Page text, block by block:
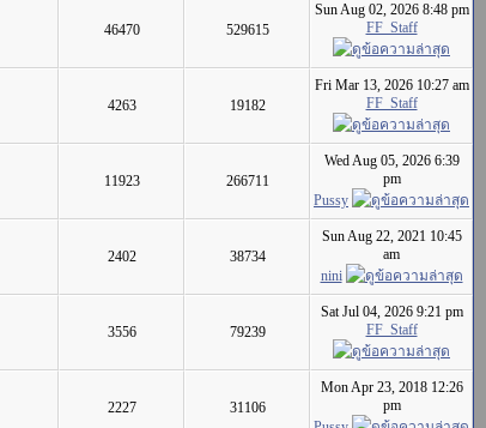
46470 529615
Sun Aug 02, 2026 8:48 pm
FF_Staff
4263 19182
Fri Mar 13, 2026 10:27 am
FF_Staff
11923 266711
Wed Aug 05, 2026 6:39
pm
Pussy
2402 38734
Sun Aug 22, 2021 10:45
am
nini
3556 79239
Sat Jul 04, 2026 9:21 pm
FF_Staff
2227 31106
Mon Apr 23, 2018 12:26
pm